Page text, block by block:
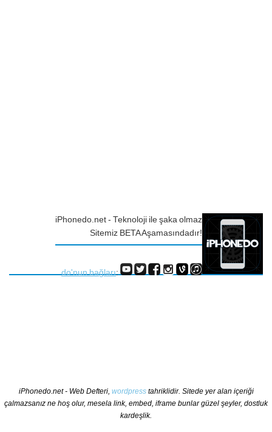
iPhonedo.net - Teknoloji ile şaka olmaz
Sitemiz BETA Aşamasındadır!
do'nun bağları:
iPhonedo.net - Web Defteri, wordpresstahriklidir. Sitede yer alan içeriği
çalmazsanız ne hoş olur, mesela link, embed, iframe bunlar güzel şeyler, dostluk
kardeşlik.